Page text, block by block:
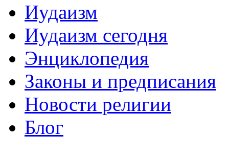
Иудаизм
Иудаизм сегодня
Энциклопедия
Законы и предписания
Новости религии
Блог